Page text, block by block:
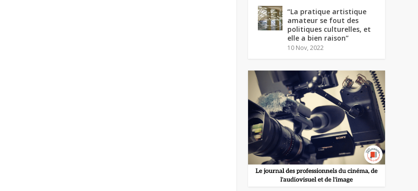
“La pratique artistique
amateur se fout des
politiques culturelles, et
elle a bien raison”
10 Nov, 2022